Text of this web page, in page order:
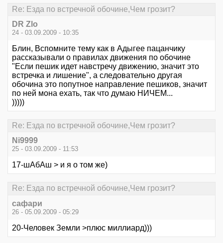
Re: Езда по встречной обочине,Чем грозит?
DR Zlo
24 - 03.09.2009 - 10:35
Блин, Вспомните тему как в Адыгее пацанчику
рассказывали о правилах движения по обочине
"Если пешик идет навстречу движению, значит это
встречка и лишение", а следовательно другая
обочина это попутное направление пешиков, значит
по ней мона ехать, так что думаю НИЧЕМ...
)))))
Re: Езда по встречной обочине,Чем грозит?
Ni9999
25 - 03.09.2009 - 11:53
17-шАбАш > и я о том же)
Re: Езда по встречной обочине,Чем грозит?
сафари
26 - 05.09.2009 - 05:29
20-Человек Земли >плюс миллиард)))